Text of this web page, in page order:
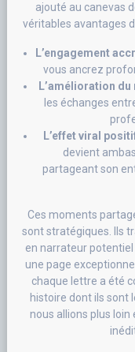
ajouté au canevas
véritables avantages
L’engagement
vous ancrez
L’amélioration
les échanges
L’effet viral
devient
partageant son
Ces moments
sont stratégiques. Ils
en narrateur potentiel
une page
chaque lettre a été
histoire dont ils sont
nous allions plus